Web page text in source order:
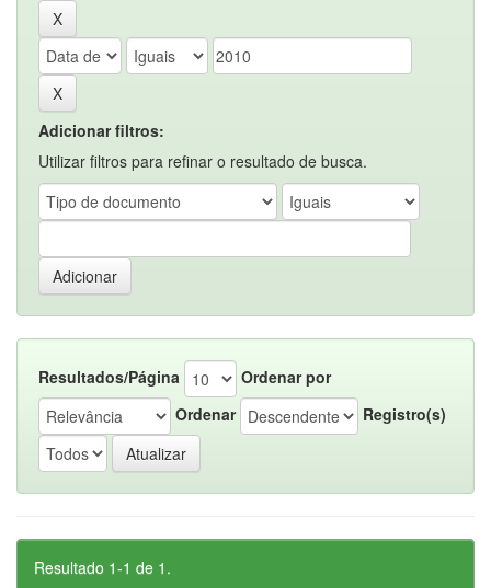
Adicionar filtros:
Utilizar filtros para refinar o resultado de busca.
Resultados/Página
Ordenar por
Ordenar
Registro(s)
Resultado 1-1 de 1.